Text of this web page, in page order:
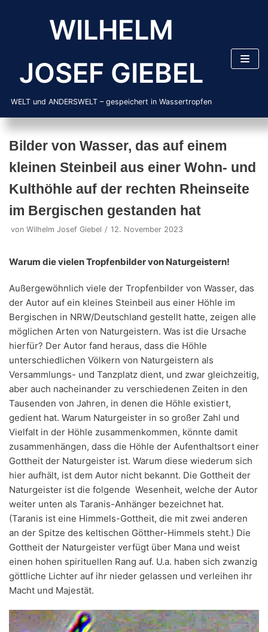
WILHELM
JOSEF GIEBEL
WELT und ANDERSWELT – gespeichert in Wassertropfen
Bilder von Wasser, das auf einem
kleinen Steinbeil aus einer Wohn- und
Kulthöhle auf der rechten Rheinseite
im Bergischen gestanden hat
von Wilhelm Josef Giebel 12. November 2023
Warum die vielen Tropfenbilder von Naturgeistern!
Außergewöhnlich viele der Tropfenbilder von Wasser, das
der Autor auf ein kleines Steinbeil aus einer Höhle im
Bergischen in NRW/Deutschland gestellt hatte, zeigen alle
möglichen Arten von Naturgeistern. Was ist die Ursache
hierfür? Der Autor fand heraus, dass die Höhle
unterschiedlichen Völkern von Naturgeistern als
Versammlungs- und Tanzplatz dient, und zwar gleichzeitig,
aber auch nacheinander zu verschiedenen Zeiten in den
Tausenden von Jahren, in denen die Höhle existiert,
gedient hat. Warum Naturgeister in so großer Zahl und
Vielfalt in der Höhle zusammenkommen, könnte damit
zusammenhängen, dass die Höhle der Aufenthaltsort einer
Gottheit der Naturgeister ist. Warum diese wiederum sich
hier aufhält, ist dem Autor nicht bekannt. Die Gottheit der
Naturgeister ist die folgende Wesenheit, welche der Autor
weiter unten als Taranis-Anhänger bezeichnet hat.
(Taranis ist eine Himmels-Gottheit, die mit zwei anderen
an der Spitze des keltischen Götther-Himmels steht.) Die
Gottheit der Naturgeister verfügt über Mana und weist
einen hohen spirituellen Rang auf. U.a. haben sich zwanzig
göttliche Lichter auf ihr nieder gelassen und verleihen ihr
Macht und Majestät.